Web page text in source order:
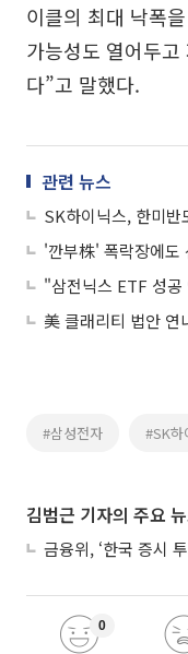
이클의 최대 낙폭
가능성도 열어두
다”고 말했다.
관련 뉴스
#삼성전자 #SK하
김범근 기자의 주요
0